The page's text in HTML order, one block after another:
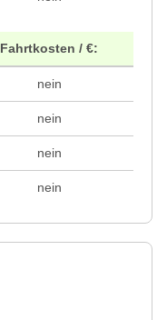
Fahrtkosten / €:
nein
nein
nein
nein